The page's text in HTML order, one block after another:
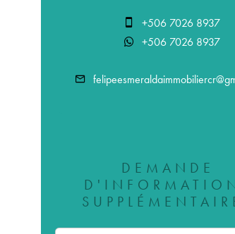
+506 7026 8937
+506 7026 8937
DEMANDE